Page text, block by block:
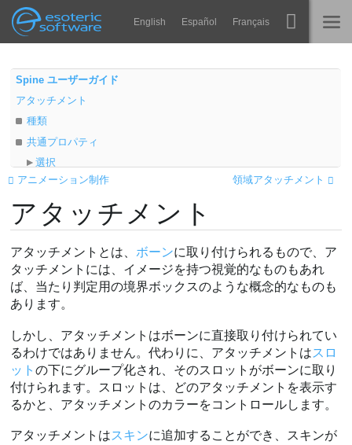
Esoteric Software
Navigation English Español Français
ホーム
ブログ
フォーラム
お問い合わせ
Spine
ランタイム
よくある質問
今すぐ試してみる
購入
Main Content
Spine ユーザーガイド
アタッチメント
種類
共通プロパティ
選択
エクスポート
名前
カラー
親設定
アタッチメントの表示切り替え
領域アタッチメント
アニメーション制作
アタッチメント
アタッチメントとは、 ボーンに取り付けられるもので、ア
タッチメントには、イメージを持つ視覚的なものもあれ
ば、当たり判定用の境界ボックスのような概念的なものも
あります。
しかし、アタッチメントはボーンに直接取り付けられてい
るわけではありません。代わりに、アタッチメントはスロ
ットの下にグループ化され、そのスロットがボーンに取り
付けられます。スロットは、どのアタッチメントを表示す
るかと、アタッチメントのカラーをコントロールします。
アタッチメントはスキンに追加することができ、スキンが